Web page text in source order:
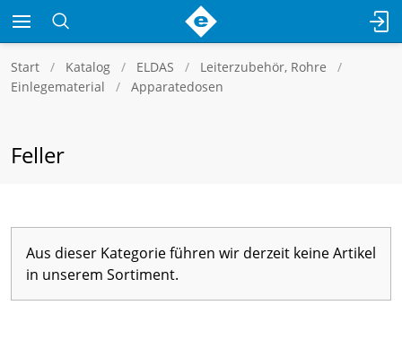
Start Katalog ELDAS
Leiterzubehör, Rohre
Einlegematerial
Apparatedosen
Feller
Aus dieser Kategorie führen wir derzeit keine Artikel
in unserem Sortiment.